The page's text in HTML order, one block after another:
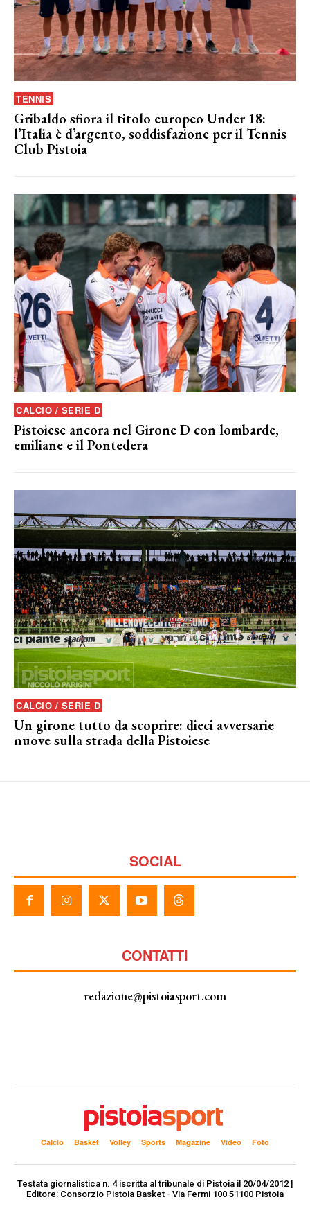
TENNIS
Gribaldo sfiora il titolo europeo Under 18:
l’Italia è d’argento, soddisfazione per il Tennis
Club Pistoia
CALCIO / SERIE D
Pistoiese ancora nel Girone D con lombarde,
emiliane e il Pontedera
CALCIO / SERIE D
Un girone tutto da scoprire: dieci avversarie
nuove sulla strada della Pistoiese
SOCIAL
CONTATTI
redazione@pistoiasport.com
Calcio Basket Volley Sports Magazine Video Foto
Testata giornalistica n. 4 iscritta al tribunale di Pistoia il 20/04/2012 |
Editore: Consorzio Pistoia Basket - Via Fermi 100 51100 Pistoia